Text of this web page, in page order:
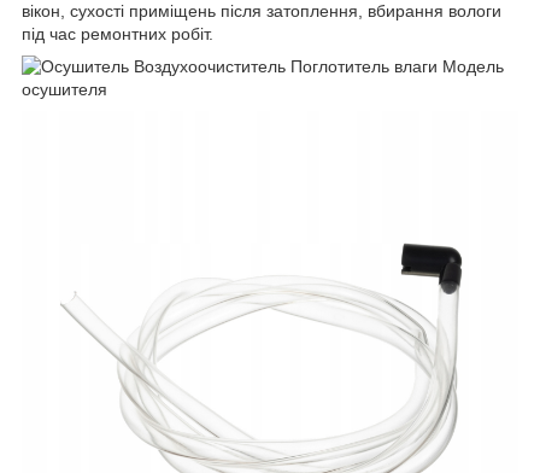
вікон, сухості приміщень після затоплення, вбирання вологи
під час ремонтних робіт.